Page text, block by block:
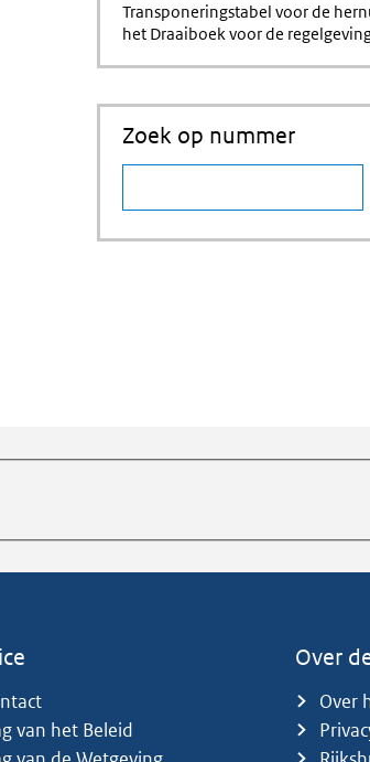
Transponeringstabel voor de
het Draaiboek voor de
Zoek op nummer
van het Beleid
Over
Over